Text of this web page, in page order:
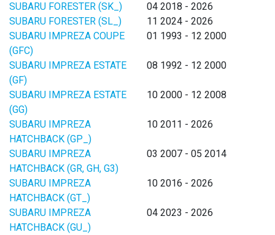
SUBARU FORESTER (SK_)
04 2018 - 2026
SUBARU FORESTER (SL_)
11 2024 - 2026
SUBARU IMPREZA COUPE
(GFC)
01 1993 - 12 2000
SUBARU IMPREZA ESTATE
(GF)
08 1992 - 12 2000
SUBARU IMPREZA ESTATE
(GG)
10 2000 - 12 2008
SUBARU IMPREZA
HATCHBACK (GP_)
10 2011 - 2026
SUBARU IMPREZA
HATCHBACK (GR, GH, G3)
03 2007 - 05 2014
SUBARU IMPREZA
HATCHBACK (GT_)
10 2016 - 2026
SUBARU IMPREZA
HATCHBACK (GU_)
04 2023 - 2026